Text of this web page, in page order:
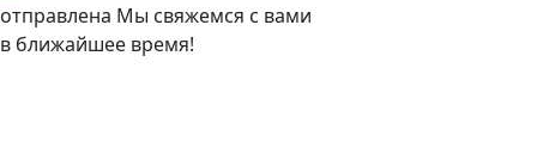
отправлена Мы свяжемся с вами
в ближайшее время!